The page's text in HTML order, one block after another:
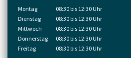
Montag
08:30 bis 12:30 Uhr
Dienstag
08:30 bis 12:30 Uhr
Mittwoch
08:30 bis 12:30 Uhr
Donnerstag
08:30 bis 12:30 Uhr
Freitag
08:30 bis 12:30 Uhr